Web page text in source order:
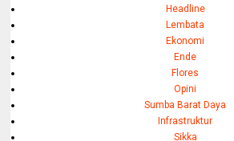
Headline
Lembata
Ekonomi
Ende
Flores
Opini
Sumba Barat Daya
Infrastruktur
Sikka